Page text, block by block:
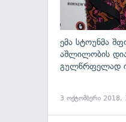
ემა სტოუნმა
აშლილობის
გულწრფელად
3 ოქტომბერი 2018,